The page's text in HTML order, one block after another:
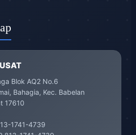
Blok AQ2 No.6
Bahagia, Kec. Babelan
17610
1741-4739